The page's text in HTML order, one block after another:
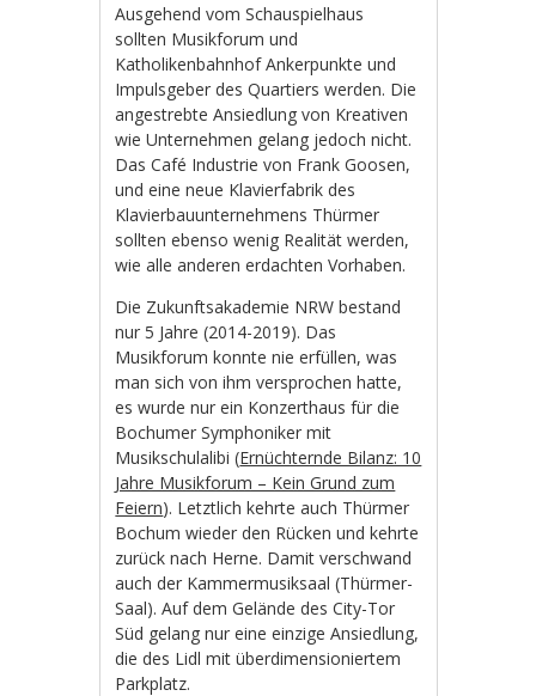
Ausgehend vom Schauspielhaus
sollten Musikforum und
Katholikenbahnhof Ankerpunkte und
Impulsgeber des Quartiers werden. Die
angestrebte Ansiedlung von Kreativen
wie Unternehmen gelang jedoch nicht.
Das Café Industrie von Frank Goosen,
und eine neue Klavierfabrik des
Klavierbauunternehmens Thürmer
sollten ebenso wenig Realität werden,
wie alle anderen erdachten Vorhaben.
Die Zukunftsakademie NRW bestand
nur 5 Jahre (2014-2019). Das
Musikforum konnte nie erfüllen, was
man sich von ihm versprochen hatte,
es wurde nur ein Konzerthaus für die
Bochumer Symphoniker mit
Musikschulalibi (Ernüchternde Bilanz: 10
Jahre Musikforum – Kein Grund zum
Feiern). Letztlich kehrte auch Thürmer
Bochum wieder den Rücken und kehrte
zurück nach Herne. Damit verschwand
auch der Kammermusiksaal (Thürmer-
Saal). Auf dem Gelände des City-Tor
Süd gelang nur eine einzige Ansiedlung,
die des Lidl mit überdimensioniertem
Parkplatz.